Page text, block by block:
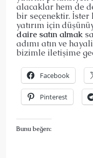
alacaklar hem de
bir seçenektir.
yatırım için
daire satın almak
adımı atın ve
bizimle iletişime
Facebook
Pinterest
Bunu beğen: